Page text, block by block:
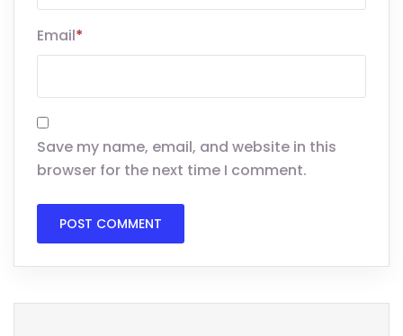
Email*
Save my name, email, and website in this
browser for the next time I comment.